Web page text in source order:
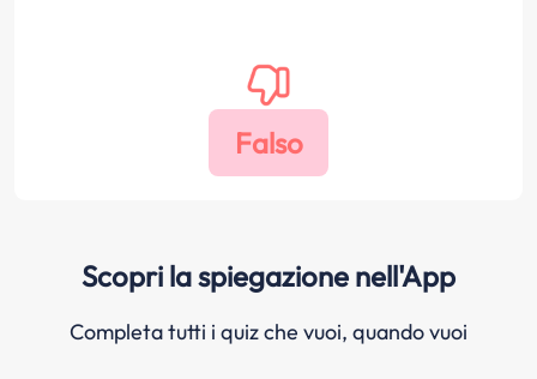
Scopri la spiegazione nell'App
Completa tutti i quiz che vuoi, quando vuoi